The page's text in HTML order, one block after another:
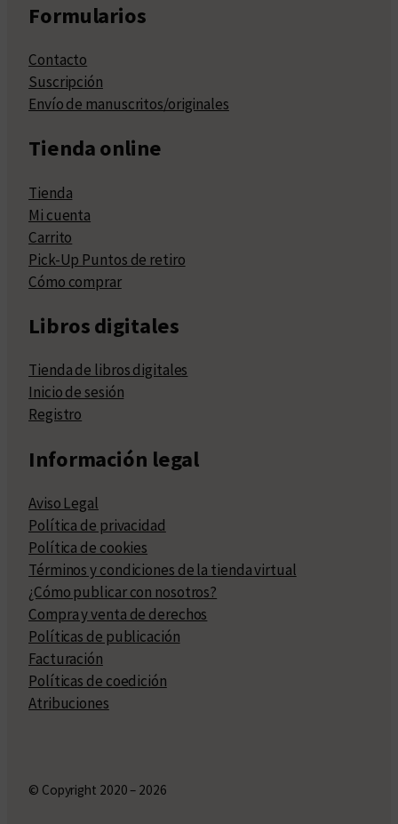
Formularios
Contacto
Suscripción
Envío de manuscritos/originales
Tienda online
Tienda
Mi cuenta
Carrito
Pick-Up Puntos de retiro
Cómo comprar
Libros digitales
Tienda de libros digitales
Inicio de sesión
Registro
Información legal
Aviso Legal
Política de privacidad
Política de cookies
Términos y condiciones de la tienda virtual
¿Cómo publicar con nosotros?
Compra y venta de derechos
Políticas de publicación
Facturación
Políticas de coedición
Atribuciones
© Copyright 2020 – 2026